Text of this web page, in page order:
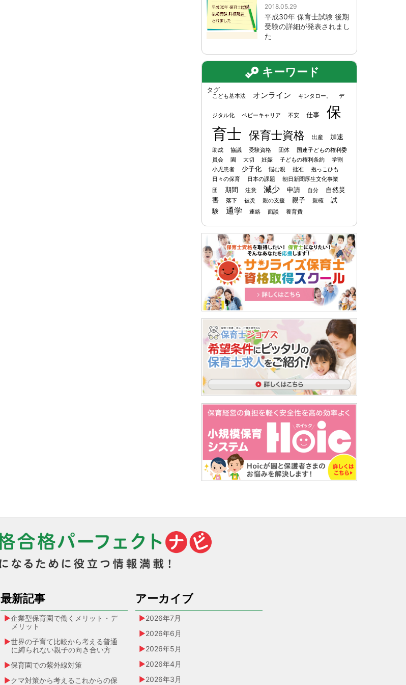
2018.05.29
平成30年 保育士試験 後期
受験の詳細が発表されまし
た
キーワード
タグ
こども基本法 オンライン キンタロー。 デ
ジタル化 ベビーキャリア 不安 仕事
保
育士 保育士資格 出産 加速
助成 協議 受験資格 団体
国連子どもの権利委
員会
園 大切 妊娠 子どもの権利条約
学割
小児患者
少子化 悩む親 批准
抱っこひも
日々の保育
日本の課題
朝日新聞厚生文化事業
団
期間 注意 減少 申請 自分
自然災
害
落下 被災 親の支援 親子 親権
試
験
通学 連絡 面談 養育費
最新記事
企業型保育園で働くメリット・デ
メリット
世界の子育て比較から考える普通
に縛られない親子の向き合い方
保育園での紫外線対策
クマ対策から考えるこれからの保
アーカイブ
2026年7月
2026年6月
2026年5月
2026年4月
2026年3月